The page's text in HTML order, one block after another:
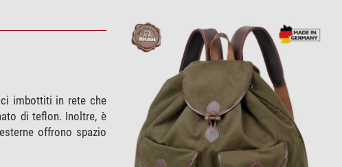
imbottiti in rete che
di teflon. Inoltre, è
offrono spazio